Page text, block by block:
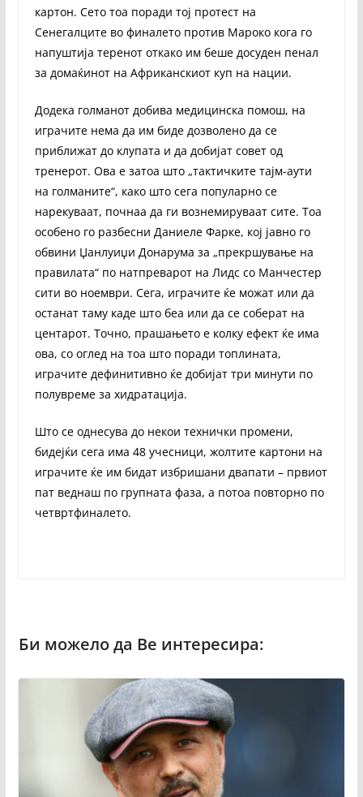
картон. Сето тоа поради тој протест на
Сенегалците во финалето против Мароко кога го
напуштија теренот откако им беше досуден пенал
за домаќинот на Африканскиот куп на нации.
Додека голманот добива медицинска помош, на
играчите нема да им биде дозволено да се
приближат до клупата и да добијат совет од
тренерот. Ова е затоа што „тактичките тајм-аути
на голманите“, како што сега популарно се
нарекуваат, почнаа да ги вознемируваат сите. Тоа
особено го разбесни Даниеле Фарке, кој јавно го
обвини Џанлуиџи Донарума за „прекршување на
правилата“ по натпреварот на Лидс со Манчестер
сити во ноември. Сега, играчите ќе можат или да
останат таму каде што беа или да се соберат на
центарот. Точно, прашањето е колку ефект ќе има
ова, со оглед на тоа што поради топлината,
играчите дефинитивно ќе добијат три минути по
полувреме за хидратација.
Што се однесува до некои технички промени,
бидејќи сега има 48 учесници, жолтите картони на
играчите ќе им бидат избришани двапати – првиот
пат веднаш по групната фаза, а потоа повторно по
четвртфиналето.